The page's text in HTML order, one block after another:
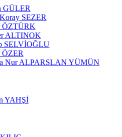
GÜLER
SEZER
ÖZTÜRK
ALTINOK
SELVİOĞLU
Nur ALPARSLAN YÜMÜN
YAHŞİ